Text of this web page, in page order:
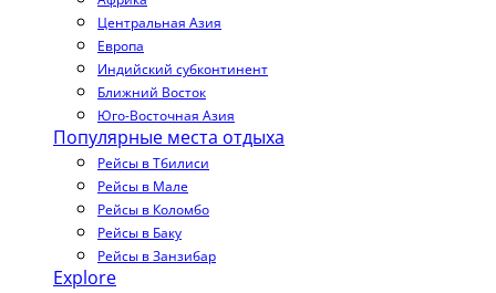
Центральная Азия
Европа
Индийский субконтинент
Ближний Восток
Юго-Восточная Азия
Популярные места отдыха
Рейсы в Тбилиси
Рейсы в Мале
Рейсы в Коломбо
Рейсы в Баку
Рейсы в Занзибар
Explore